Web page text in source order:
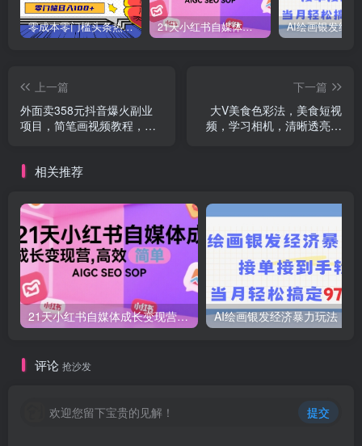
零成本零门槛头条热点搬运术，零门槛日入100+，工具+教程全部附上 21天小红书自媒体成长变现营，高效 简单 AIGC SEO SOP
上一篇
外面卖358元抖音爆火副业
项目，简笔画视频教程，每
下一篇
大V美食色彩法，美食短视
频，学习相机，清晰透亮灯
相关推荐
21天小红书自媒体成长变现营，高效 简单 AIGC SEO SOP
评论 抢沙发
欢迎您留下宝贵的见解！ 提交